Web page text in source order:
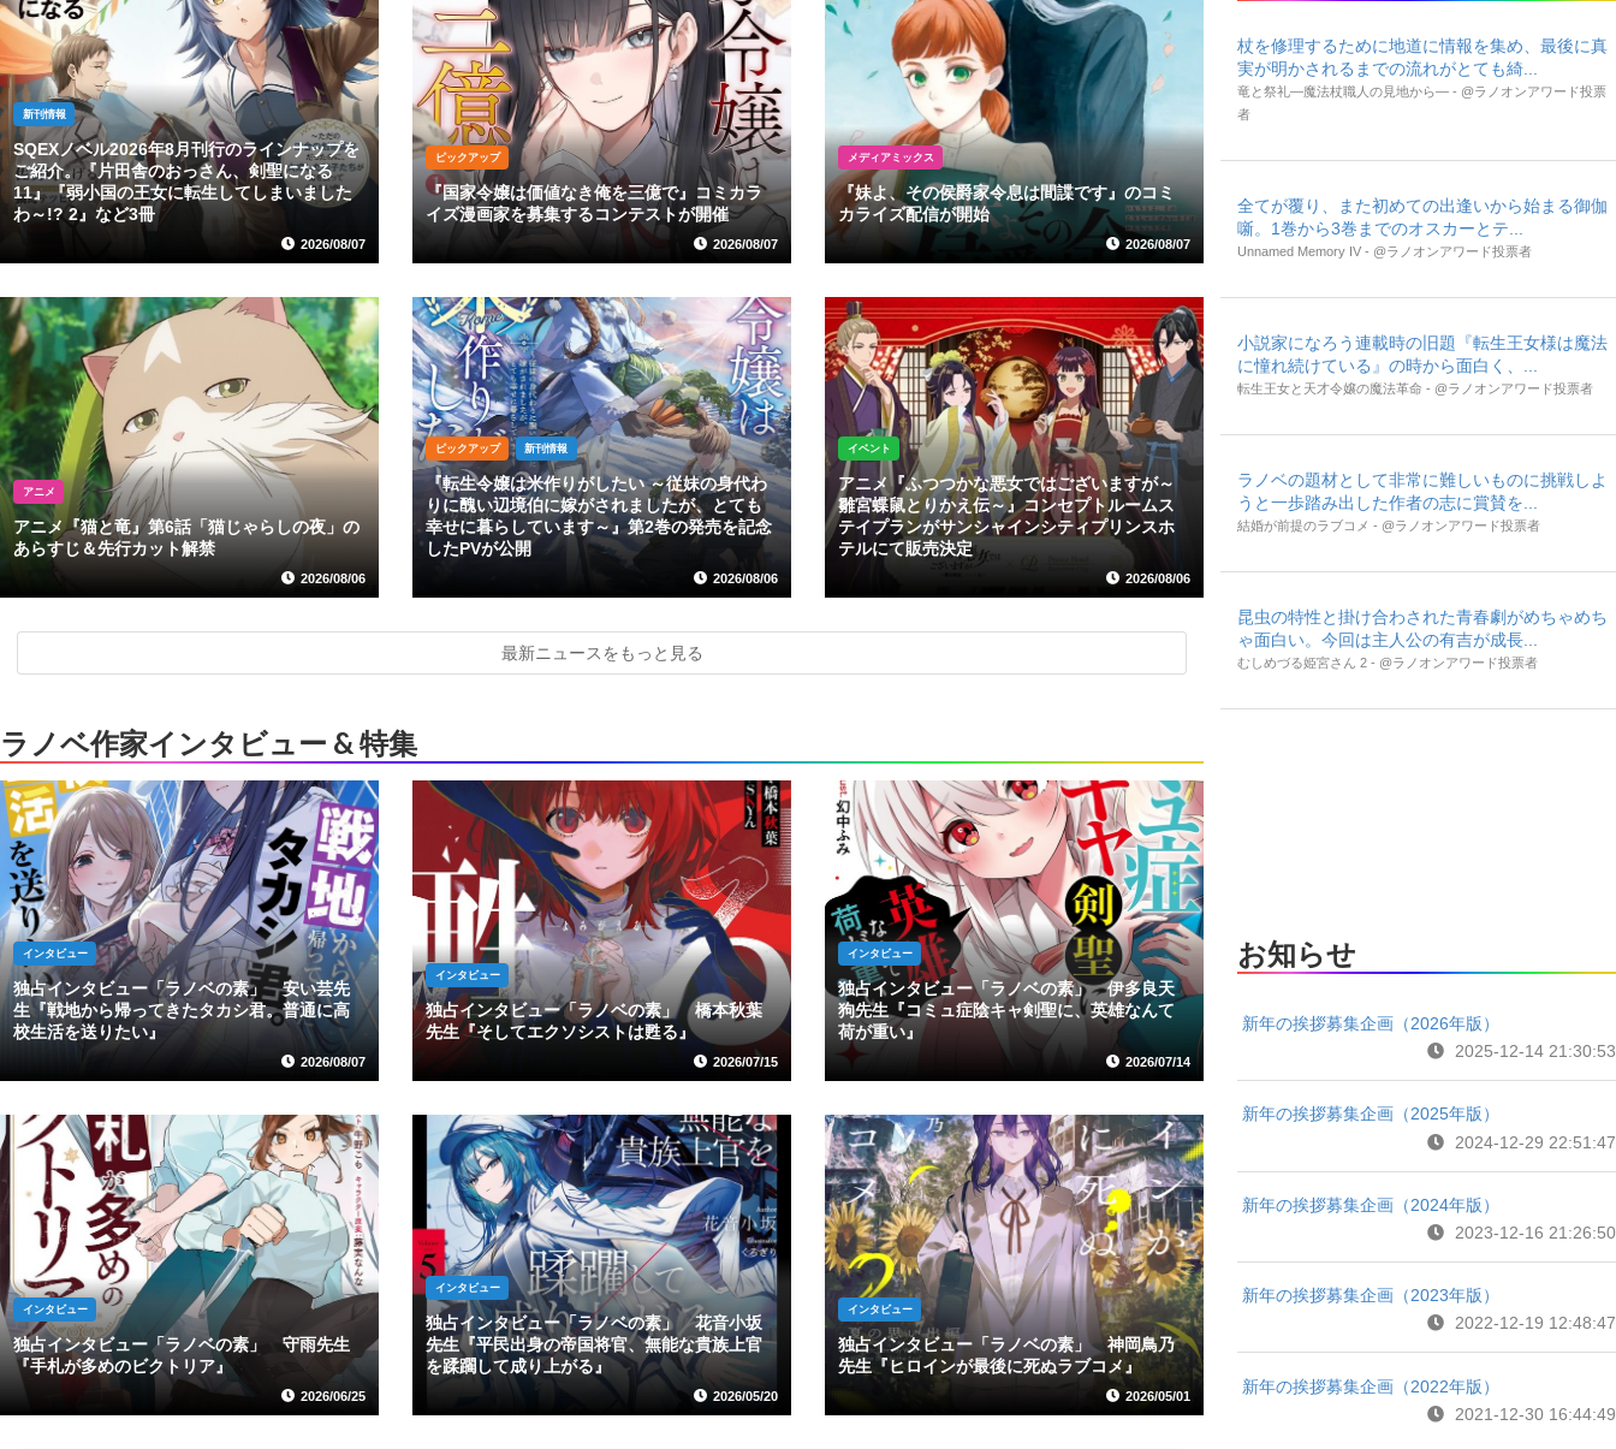
新刊情報
SQEXノベル2026年8月刊行のラインナップを
ご紹介。『片田舎のおっさん、剣聖になる
11』『弱小国の王女に転生してしまいました
わ～!? 2』など3冊
2026/08/07
ピックアップ
『国家令嬢は価値なき俺を三億で』コミカラ
イズ漫画家を募集するコンテストが開催
2026/08/07
メディアミックス
『妹よ、その侯爵家令息は間諜です』のコミ
カライズ配信が開始
2026/08/07
アニメ
アニメ『猫と竜』第6話「猫じゃらしの夜」の
あらすじ＆先行カット解禁
2026/08/06
ピックアップ 新刊情報
『転生令嬢は米作りがしたい ～従妹の身代わ
りに醜い辺境伯に嫁がされましたが、とても
幸せに暮らしています～』第2巻の発売を記念
したPVが公開
2026/08/06
イベント
アニメ『ふつつかな悪女ではございますが～
雛宮蝶鼠とりかえ伝～』コンセプトルームス
テイプランがサンシャインシティプリンスホ
テルにて販売決定
2026/08/06
最新ニュースをもっと見る
ラノベ作家インタビュー & 特集
インタビュー
独占インタビュー「ラノベの素」 安い芸先
生『戦地から帰ってきたタカシ君。普通に高
校生活を送りたい』
2026/08/07
インタビュー
独占インタビュー「ラノベの素」 橋本秋葉
先生『そしてエクソシストは甦る』
2026/07/15
インタビュー
独占インタビュー「ラノベの素」 伊多良天
狗先生『コミュ症陰キャ剣聖に、英雄なんて
荷が重い』
2026/07/14
インタビュー
独占インタビュー「ラノベの素」 守雨先生
『手札が多めのビクトリア』
2026/06/25
インタビュー
独占インタビュー「ラノベの素」 花音小坂
先生『平民出身の帝国将官、無能な貴族上官
を蹂躙して成り上がる』
2026/05/20
インタビュー
独占インタビュー「ラノベの素」 神岡鳥乃
先生『ヒロインが最後に死ぬラブコメ』
2026/05/01
杖を修理するために地道に情報を集め、最後に真
実が明かされるまでの流れがとても綺...
竜と祭礼―魔法杖職人の見地から― - @ラノオンアワード投票
者
全てが覆り、また初めての出逢いから始まる御伽
噺。1巻から3巻までのオスカーとテ...
Unnamed Memory IV - @ラノオンアワード投票者
小説家になろう連載時の旧題『転生王女様は魔法
に憧れ続けている』の時から面白く、...
転生王女と天才令嬢の魔法革命 - @ラノオンアワード投票者
ラノベの題材として非常に難しいものに挑戦しよ
うと一歩踏み出した作者の志に賞賛を...
結婚が前提のラブコメ - @ラノオンアワード投票者
昆虫の特性と掛け合わされた青春劇がめちゃめち
ゃ面白い。今回は主人公の有吉が成長...
むしめづる姫宮さん 2 - @ラノオンアワード投票者
お知らせ
新年の挨拶募集企画（2026年版）
2025-12-14 21:30:53
新年の挨拶募集企画（2025年版）
2024-12-29 22:51:47
新年の挨拶募集企画（2024年版）
2023-12-16 21:26:50
新年の挨拶募集企画（2023年版）
2022-12-19 12:48:47
新年の挨拶募集企画（2022年版）
2021-12-30 16:44:49